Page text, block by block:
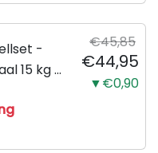
-
15 kg -
€45,85
€44,95
▼€0,90